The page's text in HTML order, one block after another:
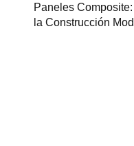
Paneles
la Construcción